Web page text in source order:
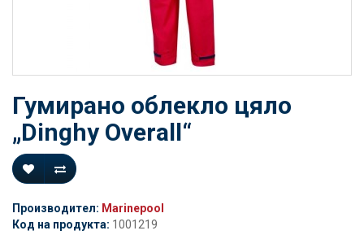
Гумирано облекло цяло
„Dinghy Overall“
Производител: Marinepool
Код на продукта: 1001219